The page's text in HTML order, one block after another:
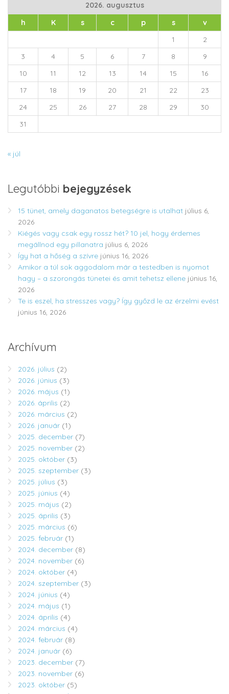
2026. augusztus
h
K s c p s
v
1
2
3
4 5 6 7 8
9
10
11 12 13 14 15
16
17
18 19 20 21 22
23
24
25 26 27 28 29
30
31
« júl
Legutóbbi bejegyzések
15 tünet, amely daganatos betegségre is utalhat július 6,
2026
Kiégés vagy csak egy rossz hét? 10 jel, hogy érdemes
megállnod egy pillanatra július 6, 2026
Így hat a hőség a szívre június 16, 2026
Amikor a túl sok aggodalom már a testedben is nyomot
hagy – a szorongás tünetei és amit tehetsz ellene június 16,
2026
Te is eszel, ha stresszes vagy? Így győzd le az érzelmi evést
június 16, 2026
Archívum
2026. július (2)
2026. június (3)
2026. május (1)
2026. április (2)
2026. március (2)
2026. január (1)
2025. december (7)
2025. november (2)
2025. október (3)
2025. szeptember (3)
2025. július (3)
2025. június (4)
2025. május (2)
2025. április (3)
2025. március (6)
2025. február (1)
2024. december (8)
2024. november (6)
2024. október (4)
2024. szeptember (3)
2024. június (4)
2024. május (1)
2024. április (4)
2024. március (4)
2024. február (8)
2024. január (6)
2023. december (7)
2023. november (6)
2023. október (5)